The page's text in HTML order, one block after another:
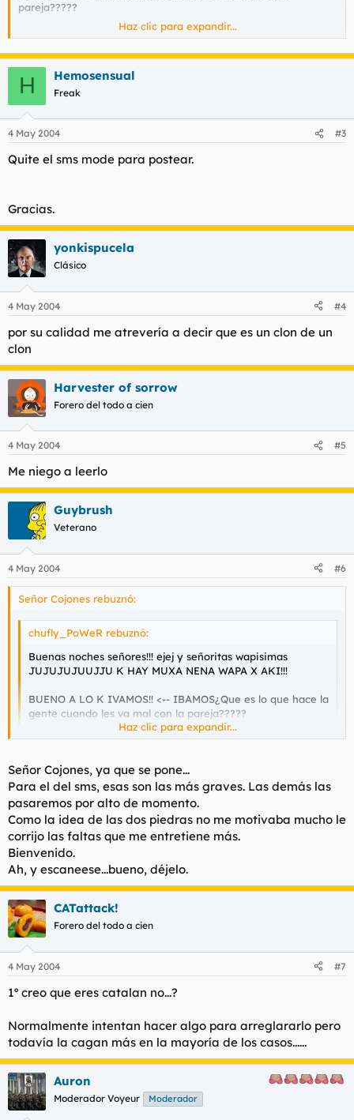
pareja?????
jajaja pos lo pagan kon el 1º k pillan, y yo lo veo normal, xro ... a
m gustaria k muxas pavas se reconciliasen kn migo como con
sus novios
despues d haverme pegao la buya por... mil tonterias k no
tienes culpa d
na... lo k pasa esque despues los "novios" se aprovexan de eso
BUENO... YA DEJAREIS BUESTRAS OPINIONES...
(SI HAY FALTAS D ORTOGRAFIA... JAJAJA 2 PIEDRAS K N
MENSEÑARON BIEN EN EL COLEGIO!!!!)
ENG FRIKIS WENOSSSS
TE KIERO TORBE JEJEJEJE
Haz clic para expandir...
H Hemosensual
Freak
4 May 2004 #3
Quite el sms mode para postear.
Gracias.
yonkispucela
Clásico
4 May 2004 #4
por su calidad me atrevería a decir que es un clon de un
clon
Harvester of sorrow
Forero del todo a cien
4 May 2004 #5
Me niego a leerlo
Guybrush
Veterano
4 May 2004 #6
Señor Cojones rebuznó:
chufly_PoWeR rebuznó:
Buenas noches señores!!! ejej y señoritas wapisimas
JUJUJUJUUJJU K HAY MUXA NENA WAPA X AKI!!!
BUENO A LO K IVAMOS!! <-- IBAMOS¿Que es lo que hace la
gente cuando les va mal con la pareja?????
jajaja pos lo pagan kon el 1º k pillan, y yo lo veo normal, xro
m gustaria k muxas pavas se reconciliasen kn migo como
con sus novios
despues dhaverme<-- habermepegao la buya por... mil
tonterias k no tienes culpa d
na... lo k pasa esque despues los "novios" se aprovexan de
eso ...O NO???
BUENO... YA DEJAREIS
OPINIONES...
(SI HAY FALTAS D ORTOGRAFIA... JAJAJA 2 PIEDRAS K N
MENSEÑARON BIEN EN EL COLEGIO!!!!)
ENG FRIKIS WENOSSSS
TE KIERO TORBE JEJEJEJE
Haz clic para expandir...
Señor Cojones, ya que se pone...
Para el del sms, esas son las más graves. Las demás las
pasaremos por alto de momento.
Como la idea de las dos piedras no me motivaba mucho le
corrijo las faltas que me entretiene más.
Bienvenido.
Ah, y escaneese...bueno, déjelo.
CATattack!
Forero del todo a cien
4 May 2004 #7
1º creo que eres catalan no...?
Normalmente intentan hacer algo para arreglararlo pero
todavía la cagan más en la mayoría de los casos......
Auron
Moderador Voyeur Moderador